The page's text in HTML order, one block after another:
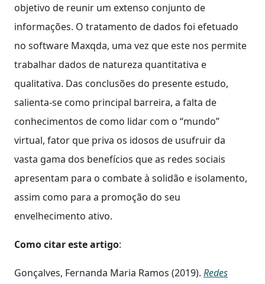
objetivo de reunir um extenso conjunto de
informações. O tratamento de dados foi efetuado
no software Maxqda, uma vez que este nos permite
trabalhar dados de natureza quantitativa e
qualitativa. Das conclusões do presente estudo,
salienta-se como principal barreira, a falta de
conhecimentos de como lidar com o “mundo”
virtual, fator que priva os idosos de usufruir da
vasta gama dos benefícios que as redes sociais
apresentam para o combate à solidão e isolamento,
assim como para a promoção do seu
envelhecimento ativo.
Como citar este artigo:
Gonçalves, Fernanda Maria Ramos (2019). Redes